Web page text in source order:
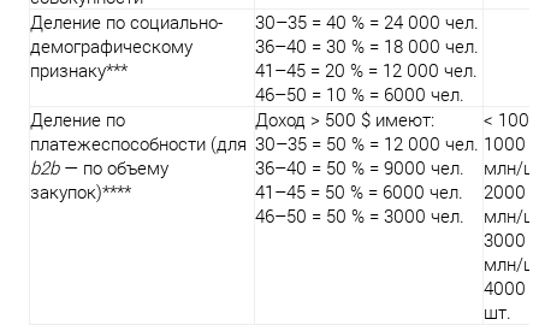
Деление по социально-
демографическому
признаку***
30–35 = 40 % = 24 000 чел.
36–40 = 30 % = 18 000 чел.
41–45 = 20 % = 12 000 чел.
46–50 = 10 % = 6000 чел.
Деление по
платежеспособности (для
b2b— по объему
закупок)****
Доход > 500 $ имеют:
30–35 = 50 % = 12 000 чел.
36–40 = 50 % = 9000 чел.
41–45 = 50 % = 6000 чел.
46–50 = 50 % = 3000 чел.
<
1000
млн/
2000
млн/
3000
млн/
4000
шт.